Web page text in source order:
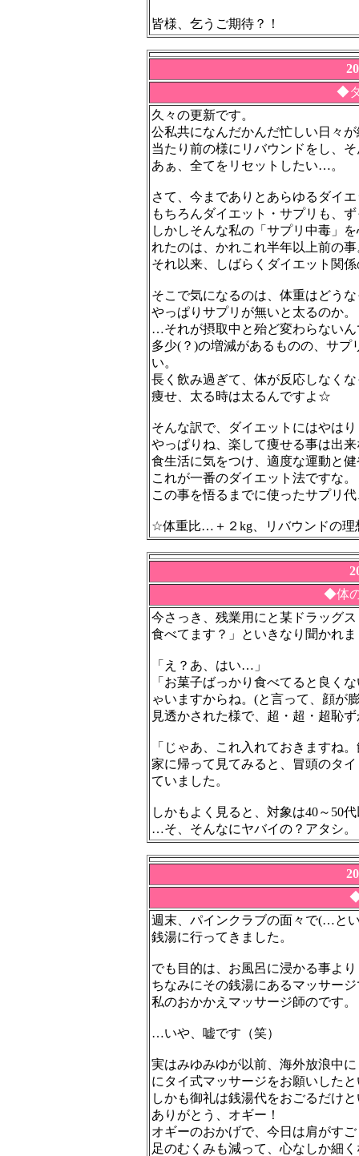
皆様、乞うご期待？！
◆
久々の更新です。
公私共になんだかんだ忙しい日々
当たり前の様にリバウンドをし、
あぁ、全てをリセットしたい…。
さて、今までありとあらゆるダイ
もちろんダイエット・サプリも、
しかしそんな私の「サプリ中毒」
れたのは、かれこれ半年以上前の事
それ以来、しばらくダイエット関
そこで気になるのは、体重はどう
やっぱりサプリが無いと太るのか。
…それが摂取中と殆ど変わらないん
多少(？)の増減があるものの、サ
い。
長く飲み過ぎて、体が反応しなく
痩せ、太る時は太るんですよ☆
そんな訳で、ダイエットにはやは
やっぱりね、楽して痩せる事は出
食生活に気をつけ、適度な運動と
これが一番のダイエット法ですな。
この事を悟るまでに使ったサプリ
☆体重比…＋２kg、リバウンドの
◆体
今さっき、残業用にと某ドラッグ
食べてます？」といきなり聞かれ
「え？あ、はい…」
「お菓子ばっかり食べてると良く
ゃいますからね。(と言って、顔が
見透かされた様で、超・超・超恥
「じゃあ、これ入れておきますね
家に帰って見てみると、冒頭のタ
ていました。
しかもよく見ると、対象は40～50
…そ、そんなにヤバイの？アタシ。
週末、パインクラブの面々で(…と
銭湯に行ってきました。
でも目的は、お風呂に浸かる事よ
ちなみにその銭湯にあるマッサー
私のおかかえマッサージ師のです。
…いや、嘘です（笑）
実はみゆみゆが以前、海外放浪中
にタイ式マッサージをお願いした
しかも御礼は銭湯代をおごるだけ
ありがとう、オギー！
オギーのおかげで、今日は肩がす
足のむくみも減って、心なしか細